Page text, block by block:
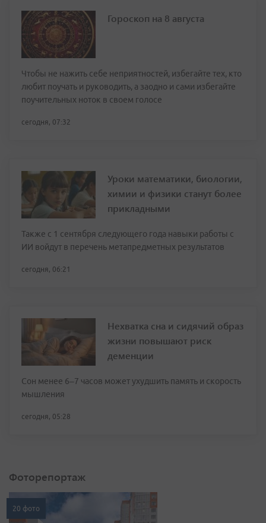
Гороскоп на 8 августа
Чтобы не нажить себе неприятностей, избегайте тех, кто
любит поучать и руководить, а заодно и сами избегайте
поучительных ноток в своем голосе
сегодня, 07:32
Уроки математики, биологии,
химии и физики станут более
прикладными
Также с 1 сентября следующего года навыки работы с
ИИ войдут в перечень метапредметных результатов
сегодня, 06:21
Нехватка сна и сидячий образ
жизни повышают риск
деменции
Сон менее 6–7 часов может ухудшить память и скорость
мышления
сегодня, 05:28
Фоторепортаж
20 фото